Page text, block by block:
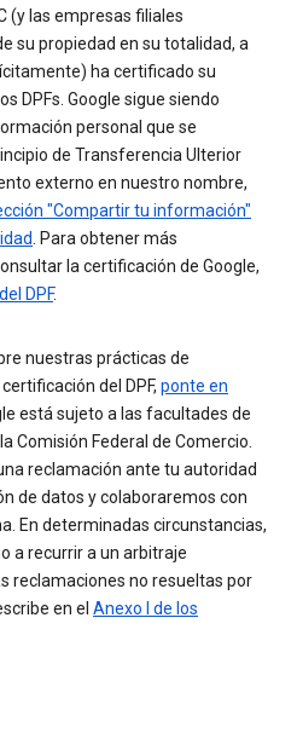
(y las empresas filiales
su propiedad en su totalidad, a
ha certificado su
DPFs. Google sigue siendo
personal que se
de Transferencia Ulterior
externo en nuestro nombre,
"Compartir tu información"
. Para obtener más
la certificación de Google,
DPF.
nuestras prácticas de
del DPF, ponte en
está sujeto a las facultades de
Comisión Federal de Comercio.
reclamación ante tu autoridad
de datos y colaboraremos con
En determinadas circunstancias,
a recurrir a un arbitraje
reclamaciones no resueltas por
en el Anexo I de los